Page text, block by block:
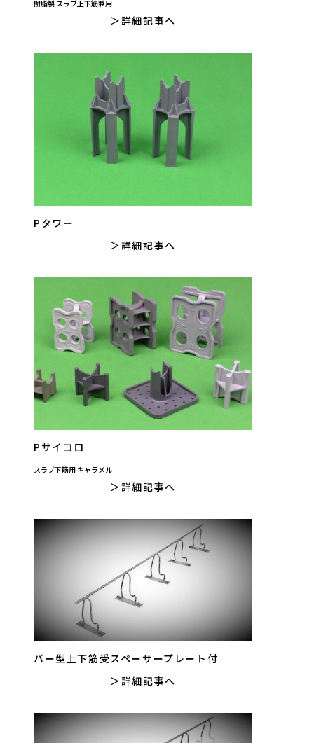
樹脂製 スラブ上下筋兼用
詳細記事へ
Pタワー
詳細記事へ
Pサイコロ
スラブ下筋用 キャラメル
詳細記事へ
バー型上下筋受スペーサープレート付
詳細記事へ